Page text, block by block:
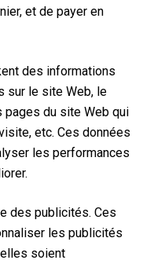
et de payer en
des informations
sur le site Web, le
pages du site Web qui
etc. Ces données
les performances
des publicités. Ces
les publicités
soient